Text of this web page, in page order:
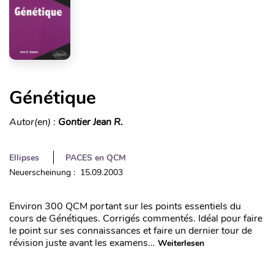
Génétique
Autor(en) : Gontier Jean R.
Ellipses
PACES en QCM
Neuerscheinung : 15.09.2003
Environ 300 QCM portant sur les points essentiels du
cours de Génétiques. Corrigés commentés. Idéal pour faire
le point sur ses connaissances et faire un dernier tour de
révision juste avant les examens… Weiterlesen